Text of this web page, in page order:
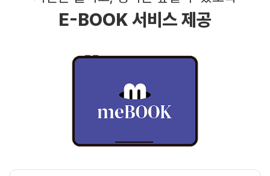
E-BOOK 서비스 제공